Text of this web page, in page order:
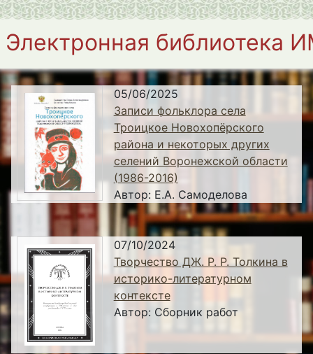
Электронная библиотека
05/06/2025
Записи фольклора села
Троицкое Новохопёрского
района и некоторых других
селений Воронежской области
(1986-2016)
Автор: Е.А. Самоделова
07/10/2024
Творчество ДЖ. Р. Р. Толкина в
историко-литературном
контексте
Автор: Сборник работ